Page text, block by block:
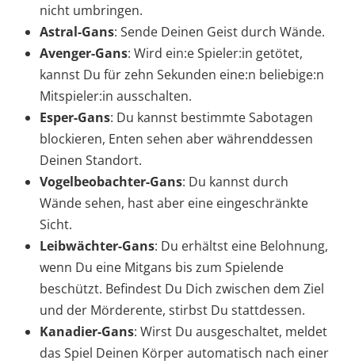
nicht umbringen.
Astral-Gans: Sende Deinen Geist durch Wände.
Avenger-Gans: Wird ein:e Spieler:in getötet,
kannst Du für zehn Sekunden eine:n beliebige:n
Mitspieler:in ausschalten.
Esper-Gans: Du kannst bestimmte Sabotagen
blockieren, Enten sehen aber währenddessen
Deinen Standort.
Vogelbeobachter-Gans: Du kannst durch
Wände sehen, hast aber eine eingeschränkte
Sicht.
Leibwächter-Gans: Du erhältst eine Belohnung,
wenn Du eine Mitgans bis zum Spielende
beschützt. Befindest Du Dich zwischen dem Ziel
und der Mörderente, stirbst Du stattdessen.
Kanadier-Gans: Wirst Du ausgeschaltet, meldet
das Spiel Deinen Körper automatisch nach einer